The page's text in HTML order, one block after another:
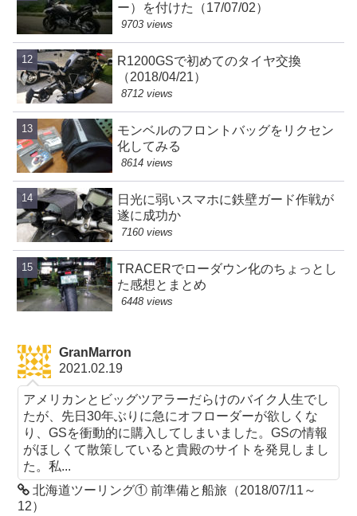
ー）を付けた（17/07/02）
9703 views
R1200GSで初めてのタイヤ交換
（2018/04/21）
8712 views
モンベルのフロントバッグをリクセン
化してみる
8614 views
日光に弱いスマホに鉄壁ガード作戦が
遂に成功か
7160 views
TRACERでローダウン化のちょっとし
た感想とまとめ
6448 views
GranMarron
2021.02.19
アメリカンとビッグツアラーだらけのバイク人生でし
たが、先日30年ぶりに急にオフローダーが欲しくな
り、GSを衝動的に購入してしまいました。GSの情報
がほしくて散策していると貴殿のサイトを発見しまし
た。私...
北海道ツーリング① 前準備と船旅（2018/07/11～
12）